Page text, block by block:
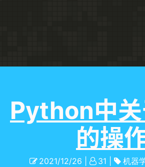
Python中
的操
2021/12/26 31 机器